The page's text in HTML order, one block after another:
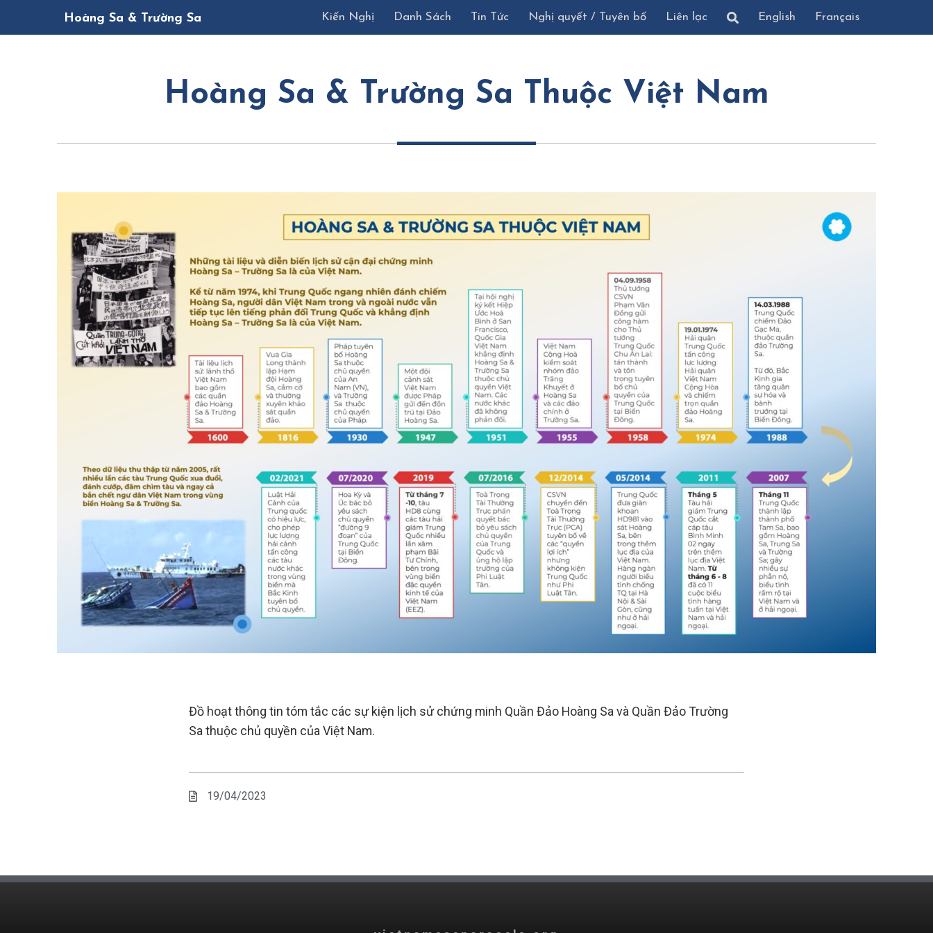
Hoàng Sa & Trường Sa Kiến Nghị Danh Sách Tin Tức Nghị quyết / Tuyên bố Liên lạc English Français
Hoàng Sa & Trường Sa Thuộc Việt Nam
Đồ hoạt thông tin tóm tắc các sự kiện lịch sử chứng minh Quần Đảo Hoàng Sa và Quần Đảo Trường
Sa thuộc chủ quyền của Việt Nam.
19/04/2023